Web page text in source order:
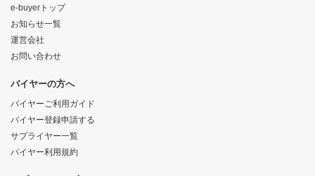
e-buyerトップ
お知らせ一覧
運営会社
お問い合わせ
バイヤーの方へ
バイヤーご利用ガイド
バイヤー登録申請する
サプライヤー一覧
バイヤー利用規約